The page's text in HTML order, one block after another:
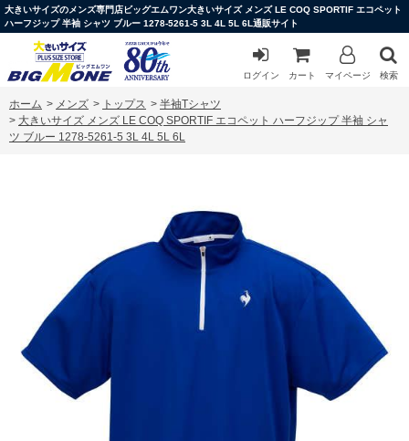
大きいサイズのメンズ専門店ビッグエムワン大きいサイズ メンズ LE COQ SPORTIF エコペット
ハーフジップ 半袖 シャツ ブルー 1278-5261-5 3L 4L 5L 6L通販サイト
ログイン カート マイページ 検索
ホーム > メンズ > トップス > 半袖Tシャツ
> 大きいサイズ メンズ LE COQ SPORTIF エコペット ハーフジップ 半袖 シャ
ツ ブルー 1278-5261-5 3L 4L 5L 6L